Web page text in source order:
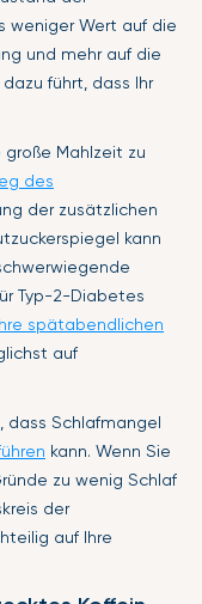
weniger Wert auf die
und mehr auf die
führt, dass Ihr
Mahlzeit zu
des
der zusätzlichen
kann
Typ-2-Diabetes
ihre spätabendlichen
auf
dass Schlafmangel
kann. Wenn Sie
zu wenig Schlaf
der
auf Ihre